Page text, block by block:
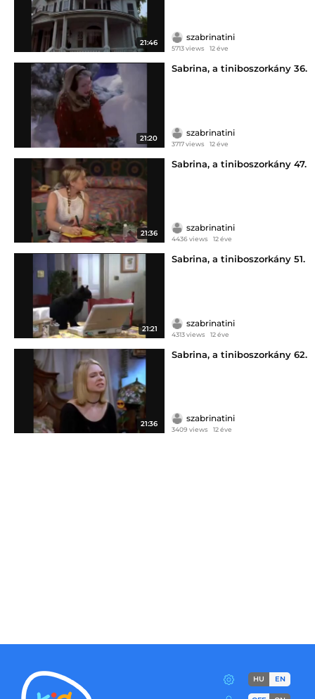
21:46
szabrinatini
5713 views 12 éve
21:20
Sabrina, a tiniboszorkány 36.
szabrinatini
3717 views 12 éve
21:36
Sabrina, a tiniboszorkány 47.
szabrinatini
4436 views 12 éve
21:21
Sabrina, a tiniboszorkány 51.
szabrinatini
4313 views 12 éve
21:36
Sabrina, a tiniboszorkány 62.
szabrinatini
3409 views 12 éve
HU EN